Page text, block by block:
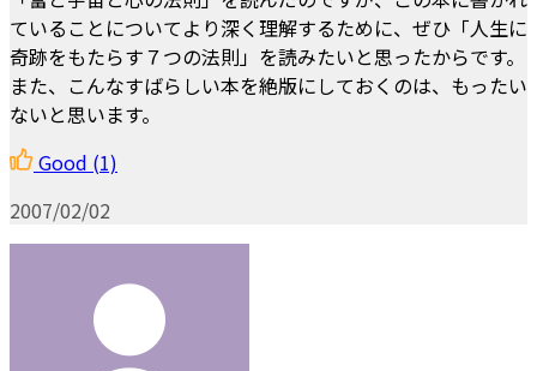
ていることについてより深く理解するために、ぜひ「人生に
奇跡をもたらす７つの法則」を読みたいと思ったからです。
また、こんなすばらしい本を絶版にしておくのは、もったい
ないと思います。
Good (1)
2007/02/02